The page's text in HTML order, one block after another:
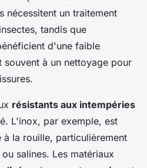
nécessitent un traitement
tandis que
d'une faible
souvent à un nettoyage pour
résistants aux intempéries
L'inox, par exemple, est
à la rouille, particulièrement
salines. Les matériaux